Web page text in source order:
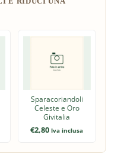
Sparacoriandoli
Celeste e Oro
Givitalia
€2,80 Iva inclusa